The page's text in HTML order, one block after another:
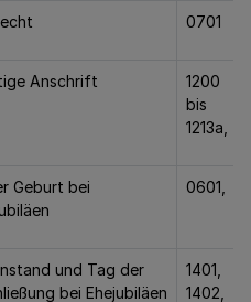
0701
Anschrift
1200
bis
1213a,
Geburt bei
0601,
und Tag der
bei Ehejubiläen
1401,
1402,